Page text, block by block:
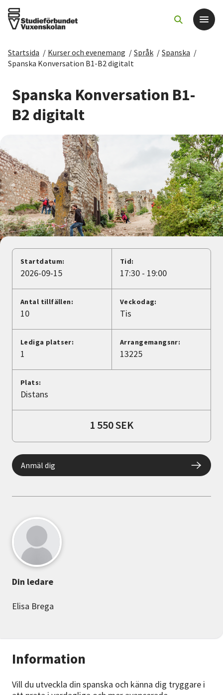
Det här gör vi
För dig som
Sök kurser och evenemang
Starta studiecirkel
Cirkelledare
Nyheter
Avdelningar
Lyssna
Startsida / Kurser och evenemang / Språk / Spanska /
Spanska Konversation B1-B2 digitalt
Spanska Konversation B1-
B2 digitalt
Information
Vill du utveckla din spanska och känna dig tryggare i
Startdatum:
2026-09-15
Tid:
17:30 - 19:00
Antal tillfällen:
10
Veckodag:
Tis
Lediga platser:
1
Arrangemangsnr:
13225
Plats:
Distans
1 550 SEK
Anmäl dig
Din ledare
Elisa Brega